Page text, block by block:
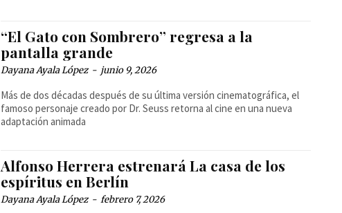
“El Gato con Sombrero” regresa a la
pantalla grande
Dayana Ayala López - junio 9, 2026
Más de dos décadas después de su última versión cinematográfica, el
famoso personaje creado por Dr. Seuss retorna al cine en una nueva
adaptación animada
Alfonso Herrera estrenará La casa de los
espíritus en Berlín
Dayana Ayala López - febrero 7, 2026